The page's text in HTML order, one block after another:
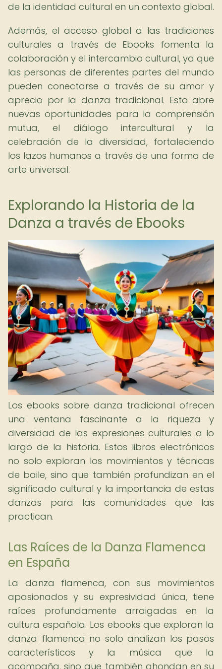
de la identidad cultural en un contexto global.
Además, el acceso global a las tradiciones
culturales a través de Ebooks fomenta la
colaboración y el intercambio cultural, ya que
las personas de diferentes partes del mundo
pueden conectarse a través de su amor y
aprecio por la danza tradicional. Esto abre
nuevas oportunidades para la comprensión
mutua, el diálogo intercultural y la
celebración de la diversidad, fortaleciendo
los lazos humanos a través de una forma de
arte universal.
Explorando la Historia de la
Danza a través de Ebooks
Los ebooks sobre danza tradicional ofrecen
una ventana fascinante a la riqueza y
diversidad de las expresiones culturales a lo
largo de la historia. Estos libros electrónicos
no solo exploran los movimientos y técnicas
de baile, sino que también profundizan en el
significado cultural y la importancia de estas
danzas para las comunidades que las
practican.
Las Raíces de la Danza Flamenca
en España
La danza flamenca, con sus movimientos
apasionados y su expresividad única, tiene
raíces profundamente arraigadas en la
cultura española. Los ebooks que exploran la
danza flamenca no solo analizan los pasos
característicos y la música que la
acompaña, sino que también ahondan en su